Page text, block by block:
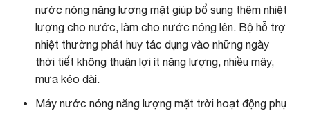
nước nóng năng lượng mặt giúp bổ sung thêm nhiệt
lượng cho nước, làm cho nước nóng lên. Bộ hỗ trợ
nhiệt thường phát huy tác dụng vào những ngày
thời tiết không thuận lợi ít năng lượng, nhiều mây,
mưa kéo dài.
Máy nước nóng năng lượng mặt trời hoạt động phụ